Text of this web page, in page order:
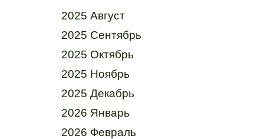
2025 Август
2025 Сентябрь
2025 Октябрь
2025 Ноябрь
2025 Декабрь
2026 Январь
2026 Февраль